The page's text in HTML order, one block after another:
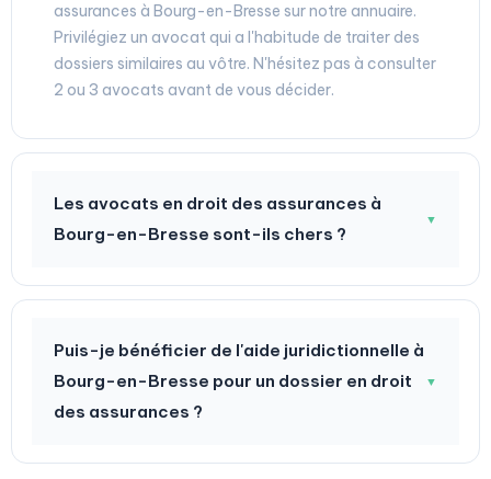
assurances à Bourg-en-Bresse sur notre annuaire.
Privilégiez un avocat qui a l'habitude de traiter des
dossiers similaires au vôtre. N'hésitez pas à consulter
2 ou 3 avocats avant de vous décider.
Les avocats en droit des assurances à
Bourg-en-Bresse sont-ils chers ?
▼
Puis-je bénéficier de l'aide juridictionnelle à
Bourg-en-Bresse pour un dossier en droit
des assurances ?
▼